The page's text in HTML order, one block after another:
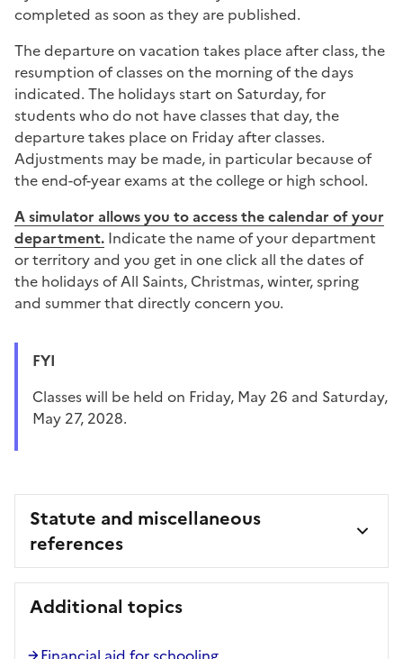
completed as soon as they are published.
The departure on vacation takes place after class, the
resumption of classes on the morning of the days
indicated. The holidays start on Saturday, for
students who do not have classes that day, the
departure takes place on Friday after classes.
Adjustments may be made, in particular because of
the end-of-year exams at the college or high school.
A simulator allows you to access the calendar of your
department. Indicate the name of your department
or territory and you get in one click all the dates of
the holidays of All Saints, Christmas, winter, spring
and summer that directly concern you.
FYI
Classes will be held on Friday, May 26 and Saturday,
May 27, 2028.
Statute and miscellaneous
references
Additional topics